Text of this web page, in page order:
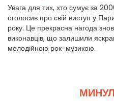
Увага для тих, хто сумує за
оголосив про свій виступ у
року. Це прекрасна нагода
виконавців, що залишили
мелодійною рок-музикою.